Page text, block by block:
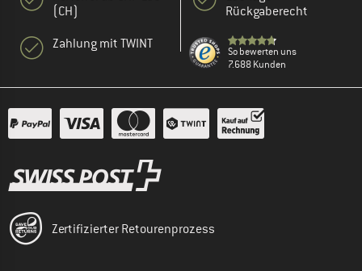
(CH)
Zahlung mit TWINT
Rückgaberecht
So bewerten uns
7.688 Kunden
Zertifizierter Retourenprozess